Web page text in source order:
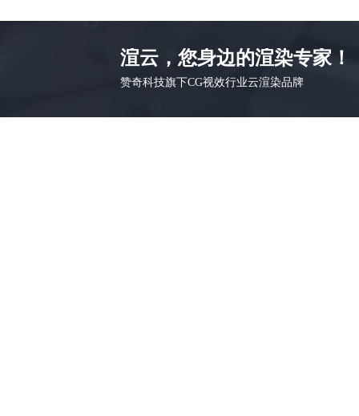
渲云，您身边的渲染专家！
赞奇科技旗下CG视效行业云渲染品牌